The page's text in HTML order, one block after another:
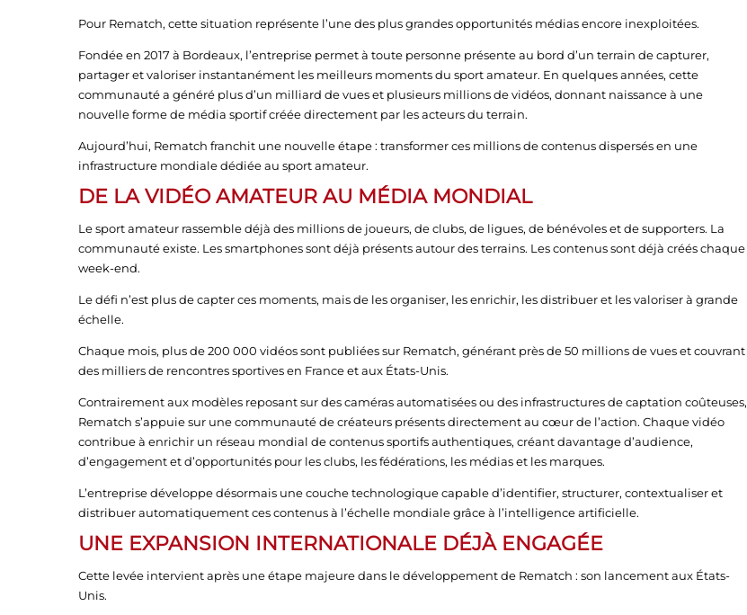
Pour Rematch, cette situation représente l’une des plus grandes opportunités médias encore inexploitées.
Fondée en 2017 à Bordeaux, l’entreprise permet à toute personne présente au bord d’un terrain de capturer,
partager et valoriser instantanément les meilleurs moments du sport amateur. En quelques années, cette
communauté a généré plus d’un milliard de vues et plusieurs millions de vidéos, donnant naissance à une
nouvelle forme de média sportif créée directement par les acteurs du terrain.
Aujourd’hui, Rematch franchit une nouvelle étape : transformer ces millions de contenus dispersés en une
infrastructure mondiale dédiée au sport amateur.
DE LA VIDÉO AMATEUR AU MÉDIA MONDIAL
Le sport amateur rassemble déjà des millions de joueurs, de clubs, de ligues, de bénévoles et de supporters. La
communauté existe. Les smartphones sont déjà présents autour des terrains. Les contenus sont déjà créés chaque
week-end.
Le défi n’est plus de capter ces moments, mais de les organiser, les enrichir, les distribuer et les valoriser à grande
échelle.
Chaque mois, plus de 200 000 vidéos sont publiées sur Rematch, générant près de 50 millions de vues et couvrant
des milliers de rencontres sportives en France et aux États-Unis.
Contrairement aux modèles reposant sur des caméras automatisées ou des infrastructures de captation coûteuses,
Rematch s’appuie sur une communauté de créateurs présents directement au cœur de l’action. Chaque vidéo
contribue à enrichir un réseau mondial de contenus sportifs authentiques, créant davantage d’audience,
d’engagement et d’opportunités pour les clubs, les fédérations, les médias et les marques.
L’entreprise développe désormais une couche technologique capable d’identifier, structurer, contextualiser et
distribuer automatiquement ces contenus à l’échelle mondiale grâce à l’intelligence artificielle.
UNE EXPANSION INTERNATIONALE DÉJÀ ENGAGÉE
Cette levée intervient après une étape majeure dans le développement de Rematch : son lancement aux États-
Unis.